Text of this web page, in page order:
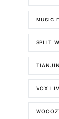
MUSIC
SPLIT
TIANJIN
VOX